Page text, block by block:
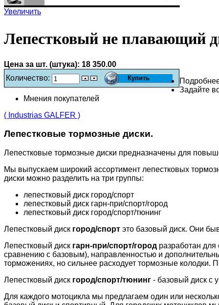
Увеличить
Лепестковый не плавающий
Цена за шт. (штука): 18 350.00
Количество:
Задайте
Мнения покупателей
( Industrias GALFER )
Лепестковые тормозные диски.
Лепестковые тормозные диски предназначены для
Мы выпускаем широкий ассортимент лепестковых
диски можно разделить на три группы:
лепестковый диск город/спорт
лепестковый диск гарн-при/спорт/город
лепестковый диск город/спорт/тюнинг
Лепестковый диск город/спорт это базовый диск. Они
Лепестковый диск гарн-при/спорт/город разработан
сравнению с базовым), направленностью и
торможениях, но сильнее расходует тормозные колодки.
Лепестковый диск город/спорт/тюнинг - базовый диск с
Для каждого мотоцикла мы предлагаем один или